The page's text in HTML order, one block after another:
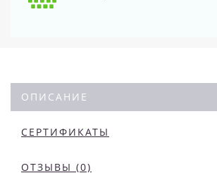
ОПИСАНИЕ
СЕРТИФИКАТЫ
ОТЗЫВЫ (0)